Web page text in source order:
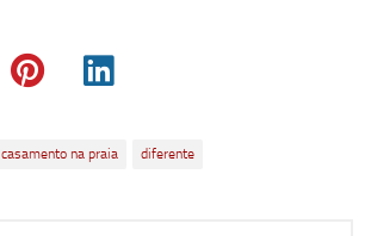
casamento na praia diferente